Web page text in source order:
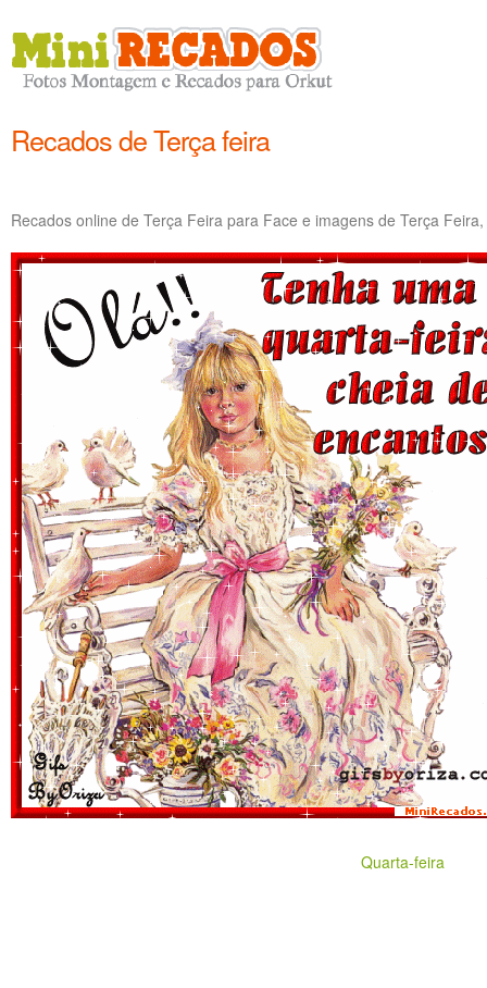
Recados de Terça feira
Recados online de Terça Feira para Face e imagens de Terça
Quarta-feira